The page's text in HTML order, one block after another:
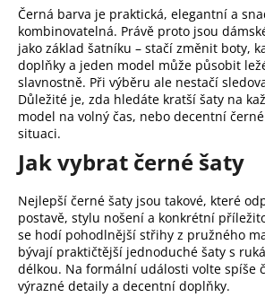
p
i
s
u
Černá barva je praktická, elegantní a
kombinovatelná. Právě proto jsou
jako základ šatníku – stačí změnit boty,
doplňky a jeden model může působit
slavnostně. Při výběru ale nestačí
Důležité je, zda hledáte kratší šaty na
model na volný čas, nebo decentní
situaci.
Jak vybrat černé šaty
Nejlepší černé šaty jsou takové, které
postavě, stylu nošení a konkrétní
se hodí pohodlnější střihy z pružného
bývají praktičtější jednoduché šaty s
délkou. Na formální události volte spíše
výrazné detaily a decentní doplňky.